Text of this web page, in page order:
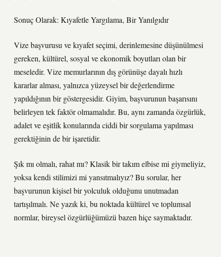
Sonuç Olarak: Kıyafetle Yargılama, Bir Yanılgıdır
Vize başvurusu ve kıyafet seçimi, derinlemesine düşünülmesi
gereken, kültürel, sosyal ve ekonomik boyutları olan bir
meseledir. Vize memurlarının dış görünüşe dayalı hızlı
kararlar alması, yalnızca yüzeysel bir değerlendirme
yapıldığının bir göstergesidir. Giyim, başvurunun başarısını
belirleyen tek faktör olmamalıdır. Bu, aynı zamanda özgürlük,
adalet ve eşitlik konularında ciddi bir sorgulama yapılması
gerektiğinin de bir işaretidir.
Şık mı olmalı, rahat mı? Klasik bir takım elbise mi giymeliyiz,
yoksa kendi stilimizi mi yansıtmalıyız? Bu sorular, her
başvurunun kişisel bir yolculuk olduğunu unutmadan
tartışılmalı. Ne yazık ki, bu noktada kültürel ve toplumsal
normlar, bireysel özgürlüğümüzü bazen hiçe saymaktadır.